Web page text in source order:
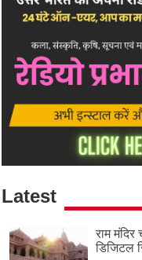
Latest
राम मंदिर
डिजिटल